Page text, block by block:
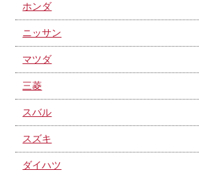
ホンダ
ニッサン
マツダ
三菱
スバル
スズキ
ダイハツ